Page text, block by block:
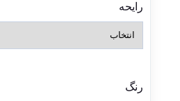
رایحه
رنگ